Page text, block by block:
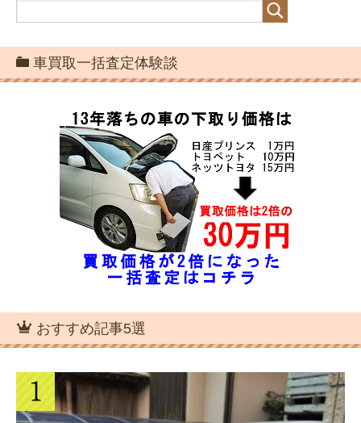
トヨタプリウスPHVの買取・下取り価格
の相場は？
車の買取査定に来たカーチス・ガリバ
ー・ビックモーターの価格と評価
マツダCX-3の車の買取・下取り価格は
いくら？比較表を作成した
車買取一括査定体験談
おすすめ記事5選